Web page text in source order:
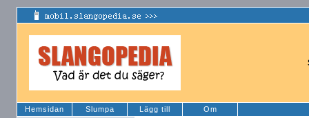
Hemsidan Slumpa Lägg till Om